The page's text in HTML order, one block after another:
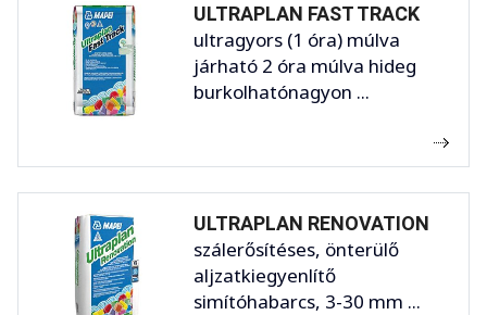
ULTRAPLAN FAST TRACK
ultragyors (1 óra) múlva
járható 2 óra múlva hideg
burkolhatónagyon ...
ULTRAPLAN RENOVATION
szálerősítéses, önterülő
aljzatkiegyenlítő
simítóhabarcs, 3-30 mm ...